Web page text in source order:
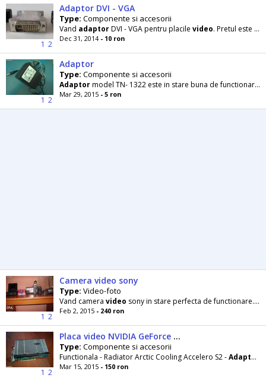
1 2
Adaptor DVI - VGA
Type: Componente si accesorii
Vand adaptorDVI - VGA pentru placile video. Pretul este de numai 10 lei. Contact tel 0751. 565459.
Dec 31, 2014 - 10 ron
1 2
Adaptor
Type: Componente si accesorii
Adaptormodel TN- 1322 este in stare buna de functionare Input : 220V AC 50Hz Output : 12V DC 500mA
Mar 29, 2015 - 5 ron
1 2
Camera video sony
Type: Video-foto
Vand camera video sony in stare perfecta de functionare. Nu prezinta absolut nicio zgarietura. Kitu
Feb 2, 2015 - 240 ron
1 2
Placa video NVIDIA GeForce 8800GT
Type: Componente si accesorii
Functionala - Radiator Arctic Cooling Accelero S2 -Adaptor
Mar 15, 2015 - 150 ron